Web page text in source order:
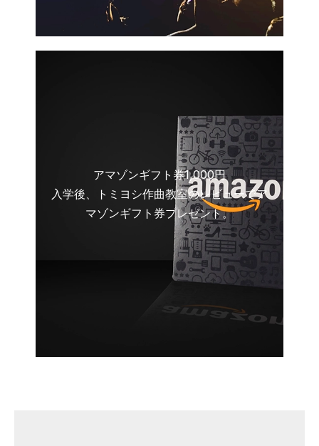
アマゾンギフト券1,000円
入学後、トミヨシ作曲教室のレビューでア
マゾンギフト券プレゼント。